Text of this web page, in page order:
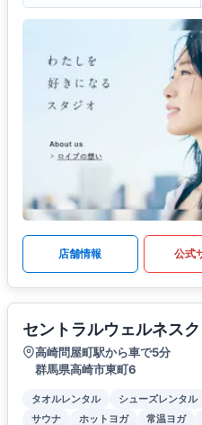
店舗情報 公式
セントラルウェルネス
高崎問屋町駅から車で5分
群馬県高崎市東町6
タオルレンタル シューズレンタル
サウナ
ホットヨガ 常温ヨガ